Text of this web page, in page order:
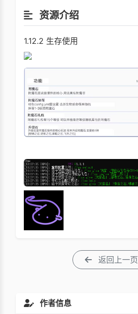
资源介绍
1.12.2 生存使用
返回上一页
作者信息